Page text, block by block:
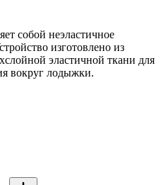
собой неэластичное
изготовлено из
эластичной ткани для
вокруг лодыжки.